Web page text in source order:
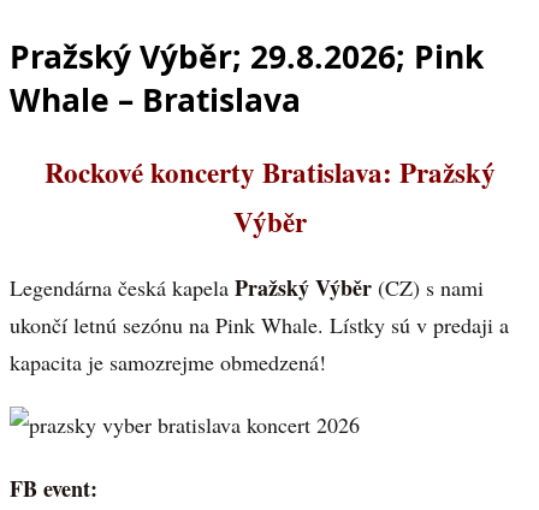
Pražský Výběr; 29.8.2026; Pink
Whale – Bratislava
Rockové koncerty Bratislava: Pražský
Výběr
Legendárna česká kapela Pražský Výběr (CZ) s nami
ukončí letnú sezónu na Pink Whale. Lístky sú v predaji a
kapacita je samozrejme obmedzená!
FB event: